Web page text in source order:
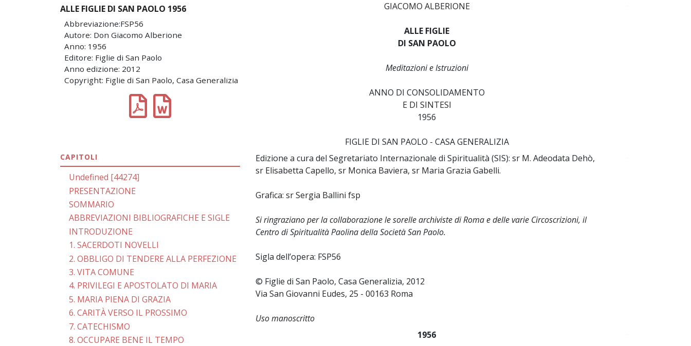
ALLE FIGLIE DI SAN PAOLO 1956
Abbreviazione:FSP56
Autore: Don Giacomo Alberione
Anno: 1956
Editore: Figlie di San Paolo
Anno edizione: 2012
Copyright: Figlie di San Paolo, Casa Generalizia
CAPITOLI
Undefined [44274]
PRESENTAZIONE
SOMMARIO
ABBREVIAZIONI BIBLIOGRAFICHE E SIGLE
INTRODUZIONE
1. SACERDOTI NOVELLI
2. OBBLIGO DI TENDERE ALLA PERFEZIONE
3. VITA COMUNE
4. PRIVILEGI E APOSTOLATO DI MARIA
5. MARIA PIENA DI GRAZIA
6. CARITÀ VERSO IL PROSSIMO
7. CATECHISMO
8. OCCUPARE BENE IL TEMPO
GIACOMO ALBERIONE
ALLE FIGLIE
DI SAN PAOLO
Meditazioni e Istruzioni
ANNO DI CONSOLIDAMENTO
E DI SINTESI
1956
FIGLIE DI SAN PAOLO - CASA GENERALIZIA
Edizione a cura del Segretariato Internazionale di Spiritualità (SIS): sr M. Adeodata Dehò,
sr Elisabetta Capello, sr Monica Baviera, sr Maria Grazia Gabelli.
Grafica: sr Sergia Ballini fsp
Si ringraziano per la collaborazione le sorelle archiviste di Roma e delle varie Circoscrizioni, il
Centro di Spiritualità Paolina della Società San Paolo.
Sigla dell’opera: FSP56
© Figlie di San Paolo, Casa Generalizia, 2012
Via San Giovanni Eudes, 25 - 00163 Roma
Uso manoscritto
1956